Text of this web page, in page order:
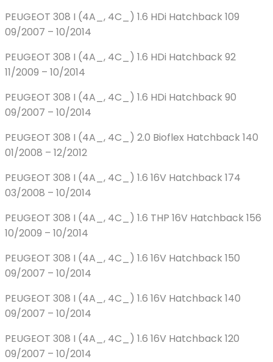
PEUGEOT 308 I (4A_, 4C_) 1.6 HDi Hatchback 109
09/2007 – 10/2014
PEUGEOT 308 I (4A_, 4C_) 1.6 HDi Hatchback 92
11/2009 – 10/2014
PEUGEOT 308 I (4A_, 4C_) 1.6 HDi Hatchback 90
09/2007 – 10/2014
PEUGEOT 308 I (4A_, 4C_) 2.0 Bioflex Hatchback 140
01/2008 – 12/2012
PEUGEOT 308 I (4A_, 4C_) 1.6 16V Hatchback 174
03/2008 – 10/2014
PEUGEOT 308 I (4A_, 4C_) 1.6 THP 16V Hatchback 156
10/2009 – 10/2014
PEUGEOT 308 I (4A_, 4C_) 1.6 16V Hatchback 150
09/2007 – 10/2014
PEUGEOT 308 I (4A_, 4C_) 1.6 16V Hatchback 140
09/2007 – 10/2014
PEUGEOT 308 I (4A_, 4C_) 1.6 16V Hatchback 120
09/2007 – 10/2014